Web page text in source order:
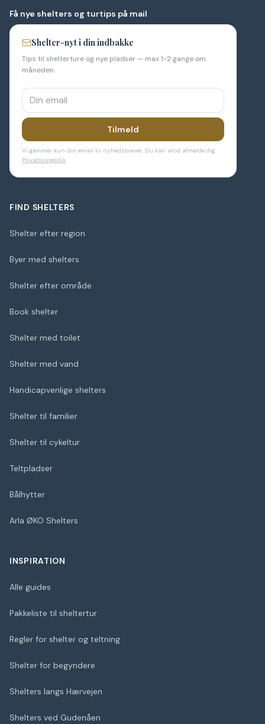
Få nye shelters og turtips på mail
Shelter-nyt i din indbakke
Tips til shelterture og nye pladser — max 1-2 gange om
måneden.
Tilmeld
Vi gemmer kun din email til nyhedsbrevet. Du kan altid afmelde dig.
Privatlivspolitik
FIND SHELTERS
Shelter efter region
Byer med shelters
Shelter efter område
Book shelter
Shelter med toilet
Shelter med vand
Handicapvenlige shelters
Shelter til familier
Shelter til cykeltur
Teltpladser
Bålhytter
Arla ØKO Shelters
INSPIRATION
Alle guides
Pakkeliste til sheltertur
Regler for shelter og teltning
Shelter for begyndere
Shelters langs Hærvejen
Shelters ved Gudenåen